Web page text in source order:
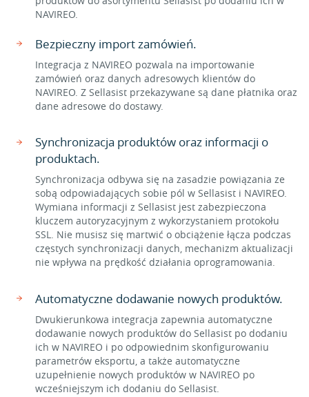
NAVIREO.
Bezpieczny import zamówień.
Integracja z NAVIREO pozwala na importowanie
zamówień oraz danych adresowych klientów do
NAVIREO. Z Sellasist przekazywane są dane płatnika oraz
dane adresowe do dostawy.
Synchronizacja produktów oraz informacji o
produktach.
Synchronizacja odbywa się na zasadzie powiązania ze
sobą odpowiadających sobie pól w Sellasist i NAVIREO.
Wymiana informacji z Sellasist jest zabezpieczona
kluczem autoryzacyjnym z wykorzystaniem protokołu
SSL. Nie musisz się martwić o obciążenie łącza podczas
częstych synchronizacji danych, mechanizm aktualizacji
nie wpływa na prędkość działania oprogramowania.
Automatyczne dodawanie nowych produktów.
Dwukierunkowa integracja zapewnia automatyczne
dodawanie nowych produktów do Sellasist po dodaniu
ich w NAVIREO i po odpowiednim skonfigurowaniu
parametrów eksportu, a także automatyczne
uzupełnienie nowych produktów w NAVIREO po
wcześniejszym ich dodaniu do Sellasist.